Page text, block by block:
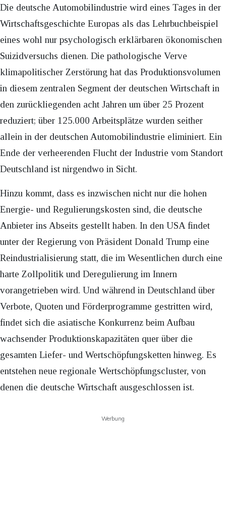
Die deutsche Automobilindustrie wird eines Tages in der
Wirtschaftsgeschichte Europas als das Lehrbuchbeispiel
eines wohl nur psychologisch erklärbaren ökonomischen
Suizidversuchs dienen. Die pathologische Verve
klimapolitischer Zerstörung hat das Produktionsvolumen
in diesem zentralen Segment der deutschen Wirtschaft in
den zurückliegenden acht Jahren um über 25 Prozent
reduziert; über 125.000 Arbeitsplätze wurden seither
allein in der deutschen Automobilindustrie eliminiert. Ein
Ende der verheerenden Flucht der Industrie vom Standort
Deutschland ist nirgendwo in Sicht.
Hinzu kommt, dass es inzwischen nicht nur die hohen
Energie- und Regulierungskosten sind, die deutsche
Anbieter ins Abseits gestellt haben. In den USA findet
unter der Regierung von Präsident Donald Trump eine
Reindustrialisierung statt, die im Wesentlichen durch eine
harte Zollpolitik und Deregulierung im Innern
vorangetrieben wird. Und während in Deutschland über
Verbote, Quoten und Förderprogramme gestritten wird,
findet sich die asiatische Konkurrenz beim Aufbau
wachsender Produktionskapazitäten quer über die
gesamten Liefer- und Wertschöpfungsketten hinweg. Es
entstehen neue regionale Wertschöpfungscluster, von
denen die deutsche Wirtschaft ausgeschlossen ist.
Werbung